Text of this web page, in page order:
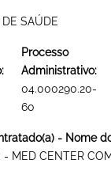
SAÚDE
Processo
Administrativo:
04.000290.20-
60
- Nome
MED CENTER